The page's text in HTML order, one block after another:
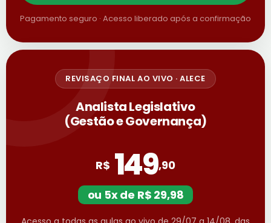
Pagamento seguro · Acesso liberado após a confirmação
REVISAÇO FINAL AO VIVO · ALECE
Analista Legislativo
(Gestão e Governança)
R$ 149,90
ou 5x de R$ 29,98